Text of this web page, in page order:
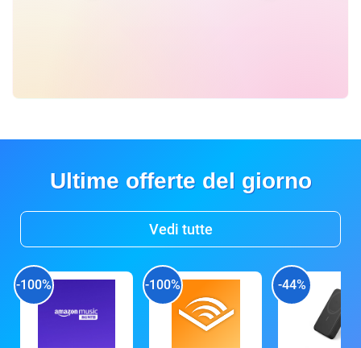
Ultime offerte del giorno
Vedi tutte
-100% -100% -44%